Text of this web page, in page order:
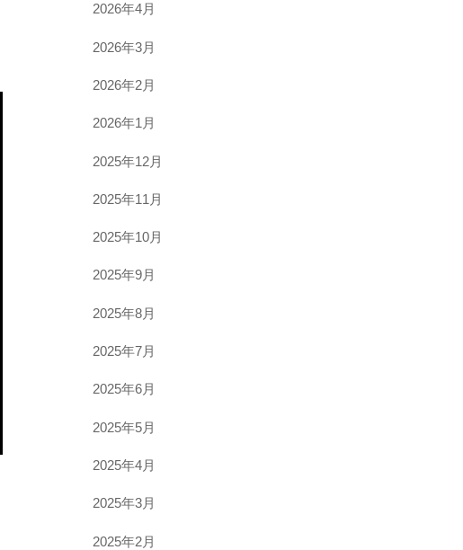
2026年4月
2026年3月
2026年2月
2026年1月
2025年12月
2025年11月
2025年10月
2025年9月
2025年8月
2025年7月
2025年6月
2025年5月
2025年4月
2025年3月
2025年2月